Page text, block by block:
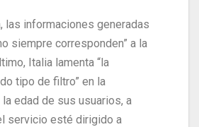
las informaciones generadas
siempre corresponden” a la
Italia lamenta “la
tipo de filtro” en la
edad de sus usuarios, a
servicio esté dirigido a